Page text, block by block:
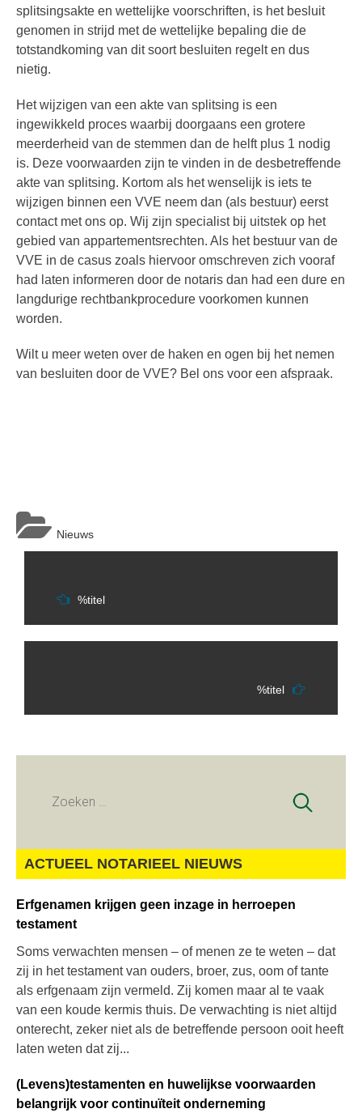
splitsingsakte en wettelijke voorschriften, is het besluit
genomen in strijd met de wettelijke bepaling die de
totstandkoming van dit soort besluiten regelt en dus
nietig.
Het wijzigen van een akte van splitsing is een
ingewikkeld proces waarbij doorgaans een grotere
meerderheid van de stemmen dan de helft plus 1 nodig
is. Deze voorwaarden zijn te vinden in de desbetreffende
akte van splitsing. Kortom als het wenselijk is iets te
wijzigen binnen een VVE neem dan (als bestuur) eerst
contact met ons op. Wij zijn specialist bij uitstek op het
gebied van appartementsrechten. Als het bestuur van de
VVE in de casus zoals hiervoor omschreven zich vooraf
had laten informeren door de notaris dan had een dure en
langdurige rechtbankprocedure voorkomen kunnen
worden.
Wilt u meer weten over de haken en ogen bij het nemen
van besluiten door de VVE? Bel ons voor een afspraak.
Nieuws
Berichtnavigatie
%titel
%titel
Zoeken
ACTUEEL NOTARIEEL NIEUWS
Erfgenamen krijgen geen inzage in herroepen
testament
Soms verwachten mensen – of menen ze te weten – dat
zij in het testament van ouders, broer, zus, oom of tante
als erfgenaam zijn vermeld. Zij komen maar al te vaak
van een koude kermis thuis. De verwachting is niet altijd
onterecht, zeker niet als de betreffende persoon ooit heeft
laten weten dat zij...
(Levens)testamenten en huwelijkse voorwaarden
belangrijk voor continuïteit onderneming